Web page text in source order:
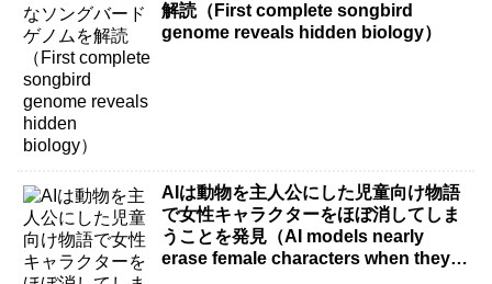
解読（First complete songbird
genome reveals hidden biology）
AIは動物を主人公にした児童向け物語
で女性キャラクターをほぼ消してしま
うことを発見（AI models nearly
erase female characters when they